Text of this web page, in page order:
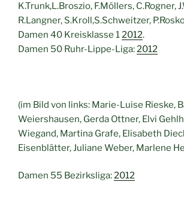
K.Trunk,L.Broszio, F.Möllers, C.Rogner,
R.Langner, S.Kroll,S.Schweitzer,
Damen 40 Kreisklasse 12012.
Damen 50 Ruhr-Lippe-Liga:2012
(im Bild von links: Marie-Luise Rieske,
Weiershausen, Gerda Ottner, Elvi
Wiegand, Martina Grafe, Elisabeth
Eisenblätter, Juliane Weber, Marlene
Damen 55 Bezirksliga:2012